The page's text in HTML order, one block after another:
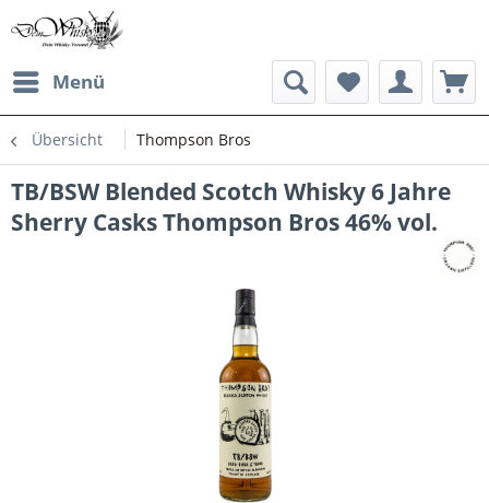
Menü
Übersicht Thompson Bros
TB/BSW Blended Scotch Whisky 6 Jahre
Sherry Casks Thompson Bros 46% vol.